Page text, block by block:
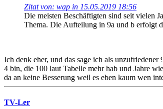
Zitat von: wap in 15.05.2019 18:56
Die meisten Beschäftigten sind seit vielen
Thema. Die Aufteilung in 9a und b erfolgt
Ich denk eher, und das sage ich als
4 bin, die 100 laut Tabelle mehr hab und Jahre
da an keine Besserung weil es eben kaum wen
TV-Ler